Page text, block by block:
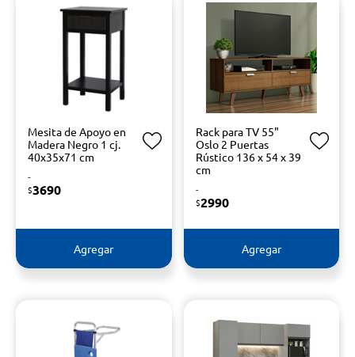
Mesita de Apoyo en
Madera Negro 1 cj.
40x35x71 cm
-
$3690
Agregar
Rack para TV 55"
Oslo 2 Puertas
Rústico 136 x 54 x 39
cm
-
$2990
Agregar